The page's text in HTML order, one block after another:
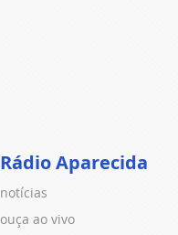
Rádio Aparecida
notícias
ouça ao vivo